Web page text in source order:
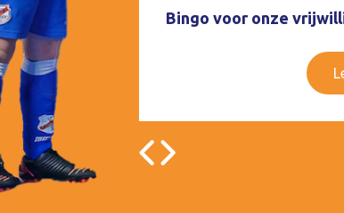
Bingo voor onze